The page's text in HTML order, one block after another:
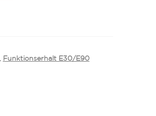
Funktionserhalt E30/E90